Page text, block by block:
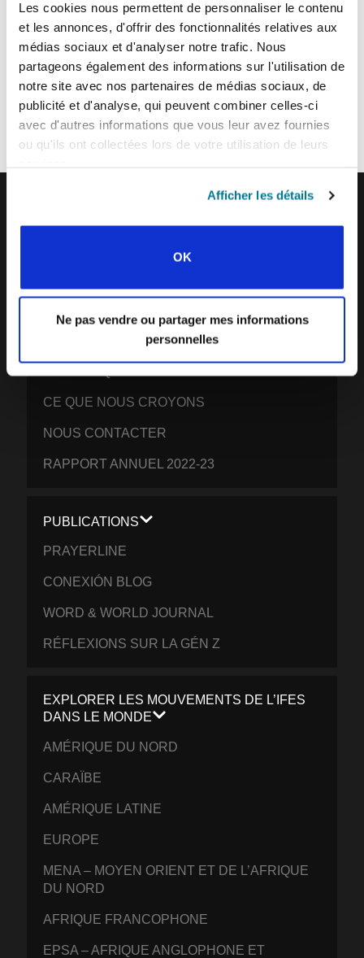
Les cookies nous permettent de personnaliser le contenu
et les annonces, d'offrir des fonctionnalités relatives aux
médias sociaux et d'analyser notre trafic. Nous
partageons également des informations sur l'utilisation de
notre site avec nos partenaires de médias sociaux, de
publicité et d'analyse, qui peuvent combiner celles-ci
avec d'autres informations que vous leur avez fournies
ou qu'ils ont collectées lors de votre utilisation de leurs
Afficher les détails
OK
Ne pas vendre ou partager mes informations
personnelles
ENVOYER
Chaque semaine, l’IFES envoie un court e-mail avec des histoires des
mouvements étudiants et le ministère de l’IFES dans le monde pour
inspirer vos prières.
Nous aimerions vous voir vous joindre à nous !
EVANGELICAL STUDENTS
L’HISTOIRE DE L’IFES
CE QUE NOUS CROYONS
NOUS CONTACTER
RAPPORT ANNUEL 2022-23
PUBLICATIONS
PRAYERLINE
CONEXIÓN BLOG
WORD & WORLD JOURNAL
RÉFLEXIONS SUR LA GÉN Z
EXPLORER LES MOUVEMENTS DE L’IFES
DANS LE MONDE
AMÉRIQUE DU NORD
CARAÏBE
AMÉRIQUE LATINE
EUROPE
MENA – MOYEN ORIENT ET DE L’AFRIQUE
DU NORD
AFRIQUE FRANCOPHONE
EPSA – AFRIQUE ANGLOPHONE ET